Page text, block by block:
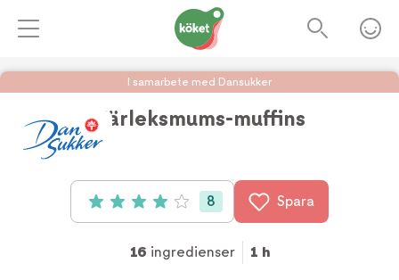
I samarbete med Dansukker
Kärleksmums-muffins
Betyg: 4 av 5 (8 röster)
8 Spara
16 ingredienser 1 h